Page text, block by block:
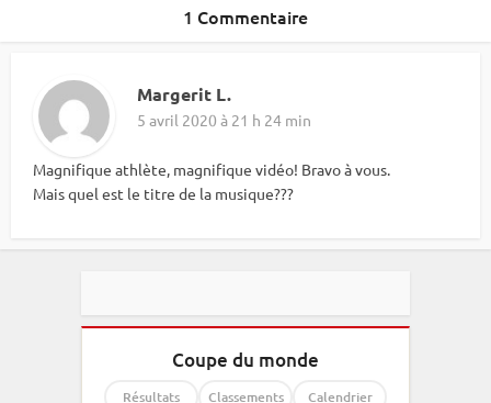
1 Commentaire
Margerit L.
5 avril 2020 à 21 h 24 min
Magnifique athlète, magnifique vidéo! Bravo à vous.
Mais quel est le titre de la musique???
Coupe du monde
Résultats Classements Calendrier